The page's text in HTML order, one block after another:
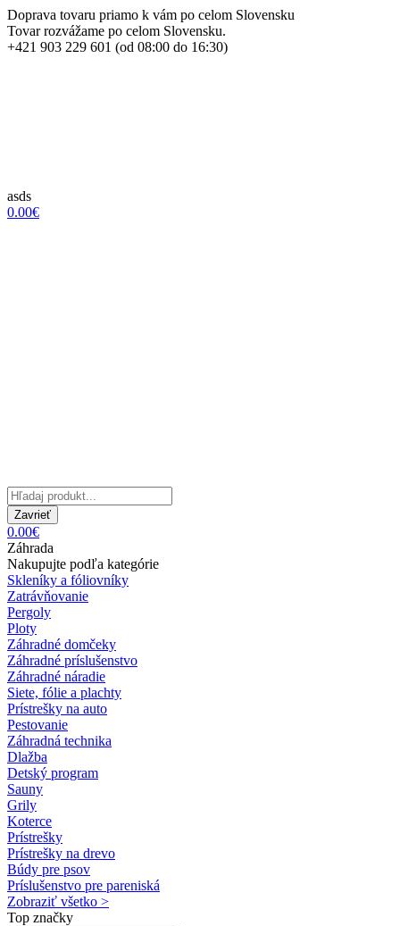
Doprava tovaru priamo k vám po celom Slovensku
Tovar rozvážame po celom Slovensku.
+421 903 229 601 (od 08:00 do 16:30)
asds
0.00€
Zavrieť
0.00€
Záhrada
Nakupujte podľa kategórie
Skleníky a fóliovníky
Zatrávňovanie
Pergoly
Ploty
Záhradné domčeky
Záhradné príslušenstvo
Záhradné náradie
Siete, fólie a plachty
Prístrešky na auto
Pestovanie
Záhradná technika
Dlažba
Detský program
Sauny
Grily
Koterce
Prístrešky
Prístrešky na drevo
Búdy pre psov
Príslušenstvo pre pareniská
Zobraziť všetko >
Top značky